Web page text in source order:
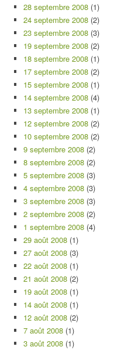
28 septembre 2008 (1)
24 septembre 2008 (2)
23 septembre 2008 (3)
19 septembre 2008 (2)
18 septembre 2008 (1)
17 septembre 2008 (2)
15 septembre 2008 (1)
14 septembre 2008 (4)
13 septembre 2008 (1)
12 septembre 2008 (2)
10 septembre 2008 (2)
9 septembre 2008 (2)
8 septembre 2008 (2)
5 septembre 2008 (3)
4 septembre 2008 (3)
3 septembre 2008 (3)
2 septembre 2008 (2)
1 septembre 2008 (4)
29 août 2008 (1)
27 août 2008 (3)
22 août 2008 (1)
21 août 2008 (2)
19 août 2008 (1)
14 août 2008 (1)
12 août 2008 (2)
7 août 2008 (1)
3 août 2008 (1)